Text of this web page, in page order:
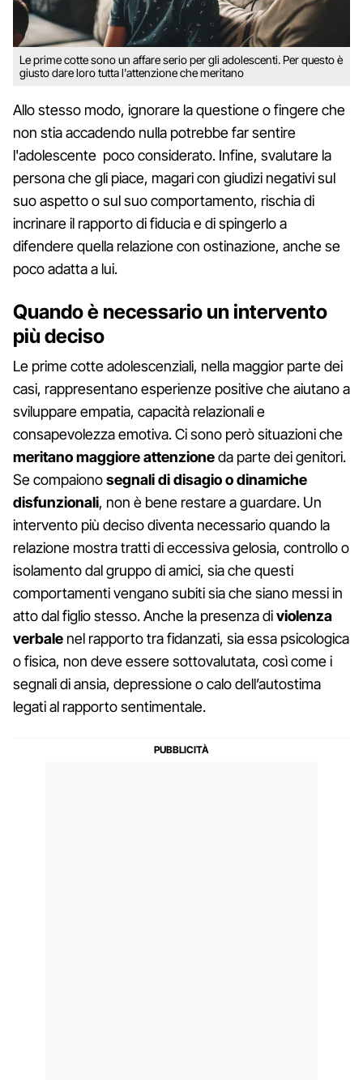
Le prime cotte sono un affare serio per gli adolescenti. Per questo è
giusto dare loro tutta l'attenzione che meritano
Allo stesso modo, ignorare la questione o fingere che
non stia accadendo nulla potrebbe far sentire
l'adolescente poco considerato. Infine, svalutare la
persona che gli piace, magari con giudizi negativi sul
suo aspetto o sul suo comportamento, rischia di
incrinare il rapporto di fiducia e di spingerlo a
difendere quella relazione con ostinazione, anche se
poco adatta a lui.
Quando è necessario un intervento
più deciso
Le prime cotte adolescenziali, nella maggior parte dei
casi, rappresentano esperienze positive che aiutano a
sviluppare empatia, capacità relazionali e
consapevolezza emotiva. Ci sono però situazioni che
meritano maggiore attenzioneda parte dei genitori.
Se compaionosegnali di disagio o dinamiche
disfunzionali, non è bene restare a guardare. Un
intervento più deciso diventa necessario quando la
relazione mostra tratti di eccessiva gelosia, controllo o
isolamento dal gruppo di amici, sia che questi
comportamenti vengano subiti sia che siano messi in
atto dal figlio stesso. Anche la presenza diviolenza
verbale nel rapporto tra fidanzati, sia essa psicologica
o fisica, non deve essere sottovalutata, così come i
segnali di ansia, depressione o calo dell’autostima
legati al rapporto sentimentale.